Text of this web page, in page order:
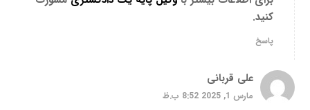
کنید.
پاسخ
علی قربانی
مارس 1, 2025 8:52 ب.ظ